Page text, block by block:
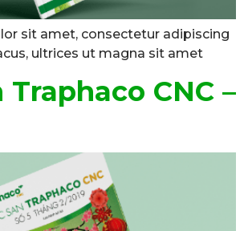
sit amet, consectetur adipiscing
ultrices ut magna sit amet
Traphaco CNC –